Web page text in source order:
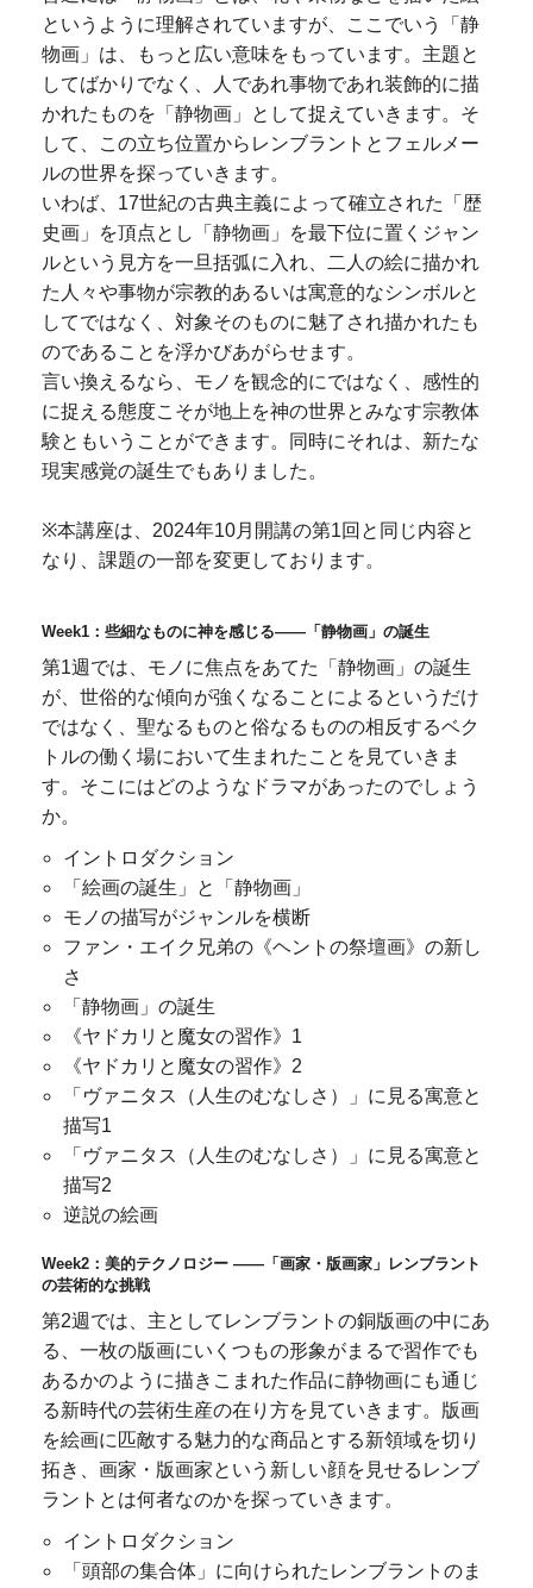
というように理解されていますが、ここでいう「静
物画」は、もっと広い意味をもっています。主題と
してばかりでなく、人であれ事物であれ装飾的に描
かれたものを「静物画」として捉えていきます。そ
して、この立ち位置からレンブラントとフェルメー
ルの世界を探っていきます。
いわば、17世紀の古典主義によって確立された「歴
史画」を頂点とし「静物画」を最下位に置くジャン
ルという見方を一旦括弧に入れ、二人の絵に描かれ
た人々や事物が宗教的あるいは寓意的なシンボルと
してではなく、対象そのものに魅了され描かれたも
のであることを浮かびあがらせます。
言い換えるなら、モノを観念的にではなく、感性的
に捉える態度こそが地上を神の世界とみなす宗教体
験ともいうことができます。同時にそれは、新たな
現実感覚の誕生でもありました。
※本講座は、2024年10月開講の第1回と同じ内容と
なり、課題の一部を変更しております。
Week1：些細なものに神を感じる――「静物画」の誕生
第1週では、モノに焦点をあてた「静物画」の誕生
が、世俗的な傾向が強くなることによるというだけ
ではなく、聖なるものと俗なるものの相反するベク
トルの働く場において生まれたことを見ていきま
す。そこにはどのようなドラマがあったのでしょう
か。
イントロダクション
「絵画の誕生」と「静物画」
モノの描写がジャンルを横断
ファン・エイク兄弟の《ヘントの祭壇画》の新し
さ
「静物画」の誕生
《ヤドカリと魔女の習作》1
《ヤドカリと魔女の習作》2
「ヴァニタス（人生のむなしさ）」に見る寓意と
描写1
「ヴァニタス（人生のむなしさ）」に見る寓意と
描写2
逆説の絵画
Week2：美的テクノロジー ――「画家・版画家」レンブラント
の芸術的な挑戦
第2週では、主としてレンブラントの銅版画の中にあ
る、一枚の版画にいくつもの形象がまるで習作でも
あるかのように描きこまれた作品に静物画にも通じ
る新時代の芸術生産の在り方を見ていきます。版画
を絵画に匹敵する魅力的な商品とする新領域を切り
拓き、画家・版画家という新しい顔を見せるレンブ
ラントとは何者なのかを探っていきます。
イントロダクション
「頭部の集合体」に向けられたレンブラントのま